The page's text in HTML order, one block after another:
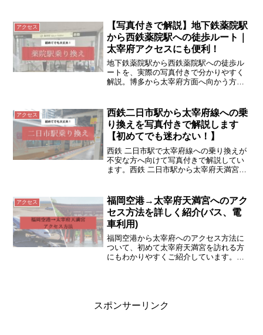
アクセス
【写真付きで解説】地下鉄薬院駅
から西鉄薬院駅への徒歩ルート｜
太宰府アクセスにも便利！
地下鉄薬院駅から西鉄薬院駅への徒歩ル
ートを、実際の写真付きで分かりやすく
解説。博多から太宰府方面へ向かう方に
アクセス
西鉄二日市駅から太宰府線への乗
り換えを写真付きで解説します
【初めてでも迷わない！】
西鉄 二日市駅で太宰府線への乗り換えが
不安な方へ向けて写真付きで解説してい
ます。西鉄 二日市駅から太宰府天満宮へ
アクセス
福岡空港→太宰府天満宮へのアク
セス方法を詳しく紹介(バス、電
車利用)
福岡空港から太宰府へのアクセス方法に
ついて、初めて太宰府天満宮を訪れる方
にもわかりやすくご紹介しています。直
スポンサーリンク